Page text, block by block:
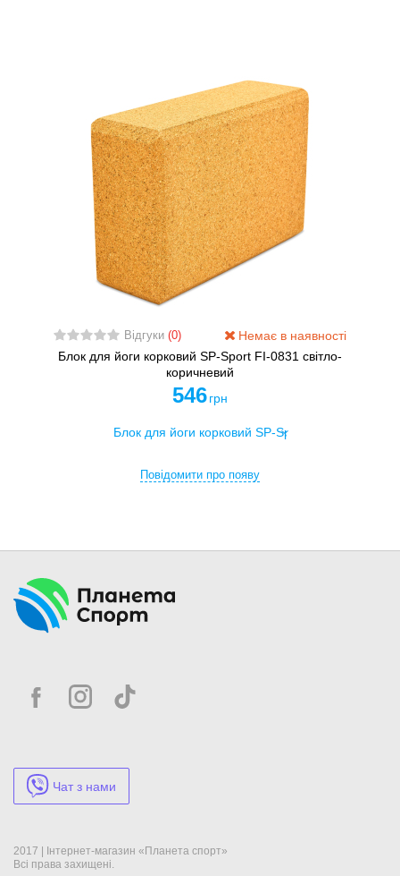
Відгуки(0)
Немає в наявності
Блок для йоги корковий SP-Sport FI-0831 світло-
коричневий
546 грн
Повідомити про появу
Чат з нами
2017 | Інтернет-магазин «Планета спорт»
Всі права захищені.